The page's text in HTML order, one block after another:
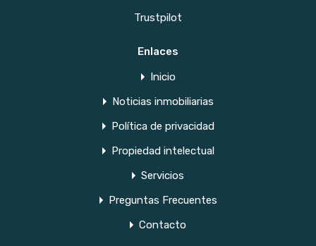
Trustpilot
Enlaces
Inicio
Noticias inmobiliarias
Política de privacidad
Propiedad intelectual
Servicios
Preguntas Frecuentes
Contacto